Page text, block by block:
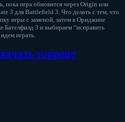
пока игра обновится через Origin или
3 для Battlefield 3. Что делать с тем, что
игры с заменой, затем в Ориджине
Бателфилд 3 и выбираем “исправить
играть.
торрент